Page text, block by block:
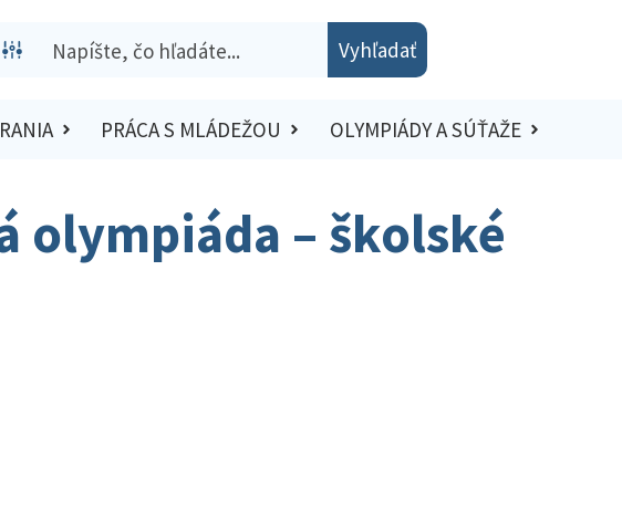
Vyhľadať
PRÁCA S MLÁDEŽOU OLYMPIÁDY A SÚŤAŽE
olympiáda – školské